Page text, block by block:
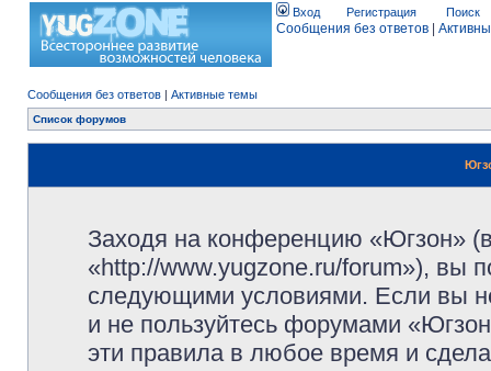
Вход Регистрация Поиск
Сообщения без ответов
Сообщения без ответов | Активные темы
Список форумов
Заходя на конференцию «Югзон»
«http://www.yugzone.ru/forum»), вы
следующими условиями. Если вы
и не пользуйтесь форумами
эти правила в любое время и